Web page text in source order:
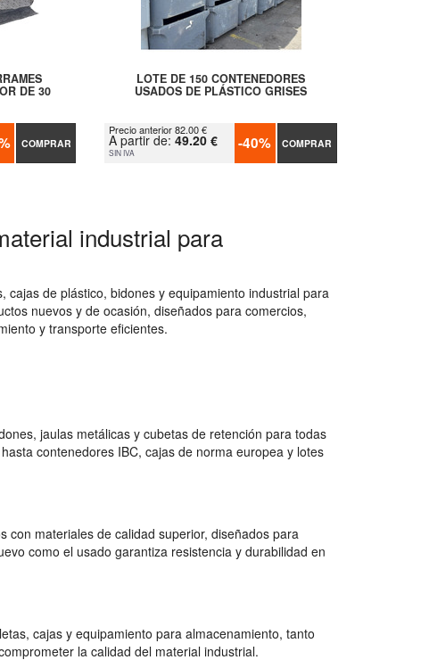
DE 30
COMPRAR
LOTE DE 150 CONTENEDORES
USADOS DE PLÁSTICO GRISES
Precio anterior 82.00 €
A partir de:49.20 €
SIN IVA -40% COMPRAR
industrial para
de plástico, bidones y equipamiento industrial para
nuevos y de ocasión, diseñados para comercios,
y transporte eficientes.
jaulas metálicas y cubetas de retención para todas
contenedores IBC, cajas de norma europea y lotes
con materiales de calidad superior, diseñados para
como el usado garantiza resistencia y durabilidad en
cajas y equipamiento para almacenamiento, tanto
la calidad del material industrial.